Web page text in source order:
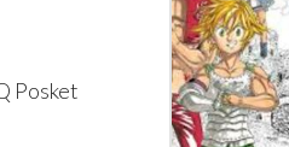
Posket